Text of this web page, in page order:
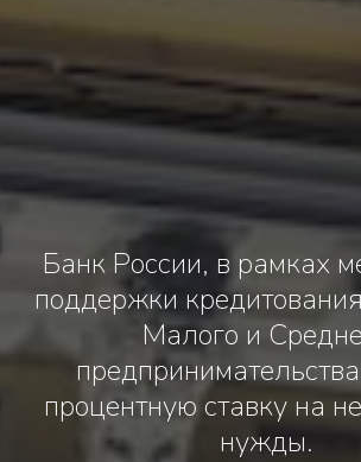
Банк России, в рамках
поддержки
Малого и
процентную ставку на
нужды.